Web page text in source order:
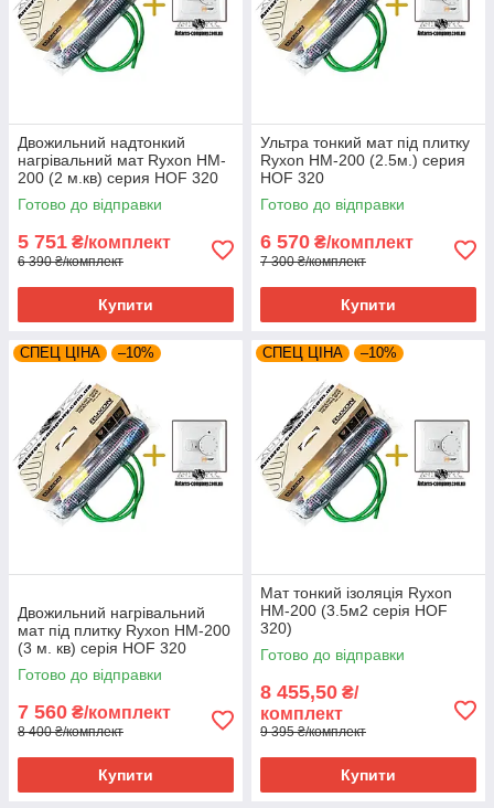
Двожильний надтонкий
нагрівальний мат Ryxon HM-
200 (2 м.кв) серия HOF 320
Готово до відправки
5 751 ₴/комплект
6 390 ₴/комплект
Купити
Ультра тонкий мат під плитку
Ryxon HM-200 (2.5м.) серия
HOF 320
Готово до відправки
6 570 ₴/комплект
7 300 ₴/комплект
Купити
СПЕЦ ЦІНА –10%
Двожильний нагрівальний
мат під плитку Ryxon HM-200
(3 м. кв) серія HOF 320
Готово до відправки
7 560 ₴/комплект
8 400 ₴/комплект
Купити
СПЕЦ ЦІНА –10%
Мат тонкий ізоляція Ryxon
HM-200 (3.5м2 серія HOF
320)
Готово до відправки
8 455,50 ₴/
комплект
9 395 ₴/комплект
Купити